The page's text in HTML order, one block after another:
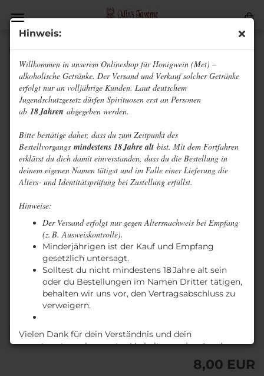
Hinweis:
Willkommen in unserem Onlineshop für Honigwein (Met) –
alkoholische Getränke. Der Versand und Verkauf solcher Getränke
erfolgt nur an volljährige Kunden. Laut deutschem
Jugendschutzgesetz dürfen Spirituosen erst an Personen
ab 18 Jahren abgegeben werden.
Bitte bestätige daher, dass du zum Zeitpunkt des
Bestellvorgangs mindestens 18 Jahre alt bist. Mit dem Fortfahren
erklärst du dich damit einverstanden, dass du die Bestellung in
deinem eigenen Namen tätigst und im Falle einer Lieferung die
Alters‑ und Identitätsprüfung bei Zustellung erfüllst.
Hinweise:
Der Versand erfolgt nur gegen Altersnachweis bei Empfang
(z. B. Ausweiskontrolle).
Minderjährigen ist der Kauf und Empfang
gesetzlich untersagt.
Solltest du nicht mindestens 18 Jahre alt sein
oder du Bestellungen im Namen Dritter tätigen,
behalten wir uns vor, den Vertragsabschluss zu
verweigern.
Vielen Dank für dein Verständnis und dein
verantwortungsbewusstes Verhalten – wir wünschen
Roter Wikinger Met - Kirschmet
ca. 3-4 Tage
8,00 EUR